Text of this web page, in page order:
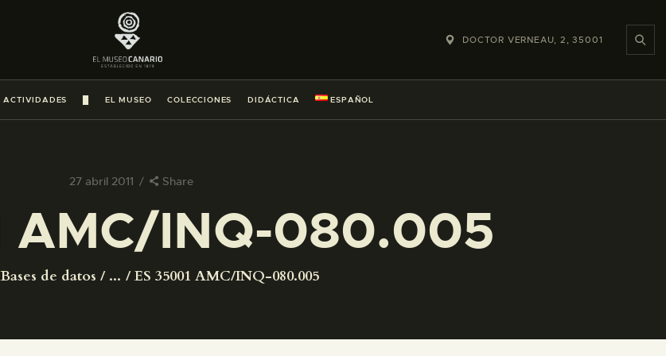
DOCTOR VERNEAU, 2, 35001
ACTIVIDADES EL MUSEO COLECCIONES DIDÁCTICA ESPAÑOL
27 abril 2011 Share
AMC/INQ-080.005
Bases de datos ... ES 35001 AMC/INQ-080.005
LA VISITA